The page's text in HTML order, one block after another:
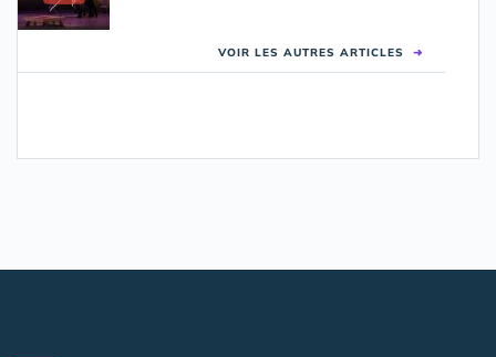
VOIR LES AUTRES ARTICLES ➜